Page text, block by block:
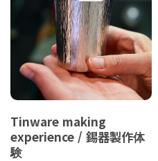
Tinware making
experience / 錫器製作体
験